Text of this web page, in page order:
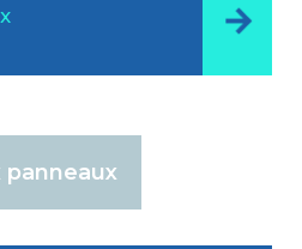
panneaux